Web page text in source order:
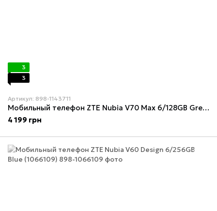
3
3
Артикул: 898-1143711
Мобильный телефон ZTE Nubia V70 Max 6/128GB Green (1143711)
4 199 грн